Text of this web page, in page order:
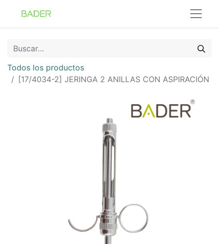
Todos los productos
[17/4034-2] JERINGA 2 ANILLAS CON ASPIRACIÓN